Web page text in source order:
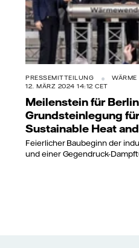
PRESSEMITTEILUNG
WÄRME
12. MÄRZ 2024 14:12 CET
Meilenstein für
Grundsteinlegung
Sustainable Heat
Feierlicher Baubeginn der
und einer Gegendruck-